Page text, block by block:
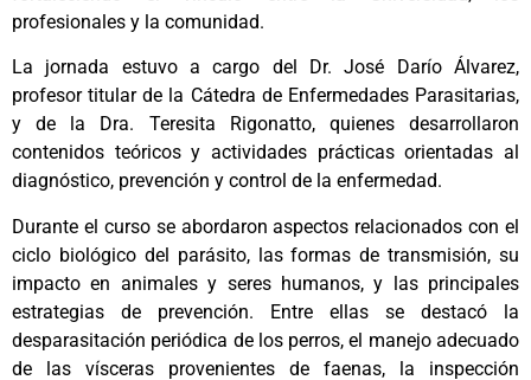
profesionales y la comunidad.
La jornada estuvo a cargo del Dr. José Darío Álvarez,
profesor titular de la Cátedra de Enfermedades Parasitarias,
y de la Dra. Teresita Rigonatto, quienes desarrollaron
contenidos teóricos y actividades prácticas orientadas al
diagnóstico, prevención y control de la enfermedad.
Durante el curso se abordaron aspectos relacionados con el
ciclo biológico del parásito, las formas de transmisión, su
impacto en animales y seres humanos, y las principales
estrategias de prevención. Entre ellas se destacó la
desparasitación periódica de los perros, el manejo adecuado
de las vísceras provenientes de faenas, la inspección